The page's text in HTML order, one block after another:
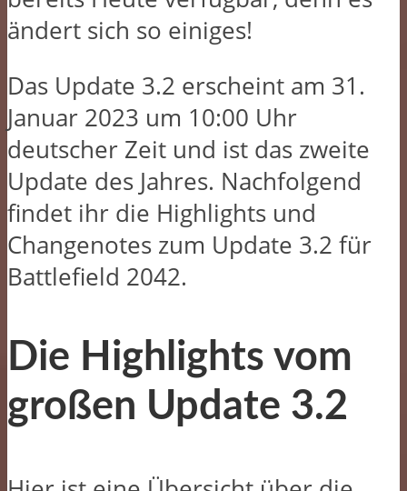
ändert sich so einiges!
Das Update 3.2 erscheint am 31.
Januar 2023 um 10:00 Uhr
deutscher Zeit und ist das zweite
Update des Jahres. Nachfolgend
findet ihr die Highlights und
Changenotes zum Update 3.2 für
Battlefield 2042.
Die Highlights vom
großen Update 3.2